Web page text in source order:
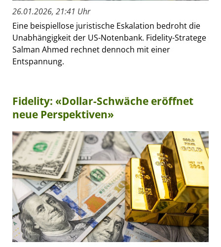
26.01.2026, 21:41 Uhr
Eine beispiellose juristische Eskalation bedroht die
Unabhängigkeit der US-Notenbank. Fidelity-Stratege
Salman Ahmed rechnet dennoch mit einer
Entspannung.
Fidelity: «Dollar-Schwäche eröffnet
neue Perspektiven»